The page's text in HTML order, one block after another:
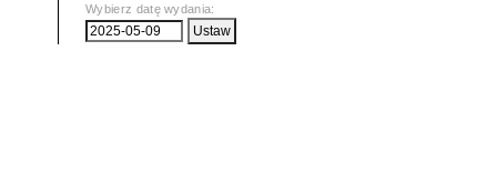
Wybierz datę wydania: